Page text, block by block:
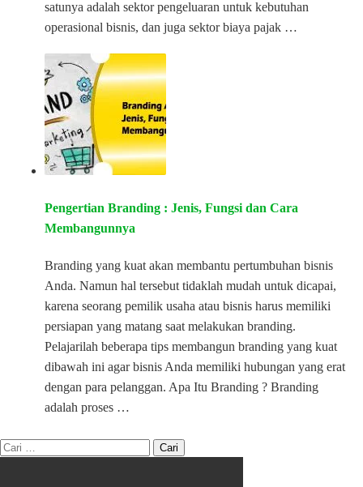
satunya adalah sektor pengeluaran untuk kebutuhan
operasional bisnis, dan juga sektor biaya pajak …
Pengertian Branding : Jenis, Fungsi dan Cara
Membangunnya
Branding yang kuat akan membantu pertumbuhan bisnis
Anda. Namun hal tersebut tidaklah mudah untuk dicapai,
karena seorang pemilik usaha atau bisnis harus memiliki
persiapan yang matang saat melakukan branding.
Pelajarilah beberapa tips membangun branding yang kuat
dibawah ini agar bisnis Anda memiliki hubungan yang erat
dengan para pelanggan. Apa Itu Branding ? Branding
adalah proses …